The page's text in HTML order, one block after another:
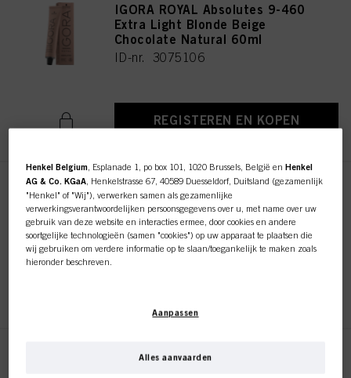
IGORA ROYAL Absolutes 9-460
Extra Light Blonde Beige
Chocolate Natural 60ml
ID-nr. 3075106
REGISTEREN EN KOPEN
IGORA ROYAL Absolutes 5-50
Light Brown Gold Natural 60ml
ID-nr. 3075117
IGORA ROYAL Absolutes 6-50
Henkel Belgium , Esplanade 1, po box 101, 1020 Brussels, België enHenkel
AG & Co. KGaA , Henkelstrasse 67, 40589 Duesseldorf, Duitsland (gezamenlijk
"Henkel" of "Wij"), verwerken samen als gezamenlijke
verwerkingsverantwoordelijken persoonsgegevens over u, met name over uw
gebruik van deze website en interacties ermee, door cookies en andere
soortgelijke technologieën (samen "cookies") op uw apparaat te plaatsen die
wij gebruiken om verdere informatie op te slaan/toegankelijk te maken zoals
hieronder beschreven.
aangegeven in onze Gegevensbeschermingsverklaring waarnaar een link in
te meten en te optimaliseren, om u
Aanpassen
Alles aanvaarden